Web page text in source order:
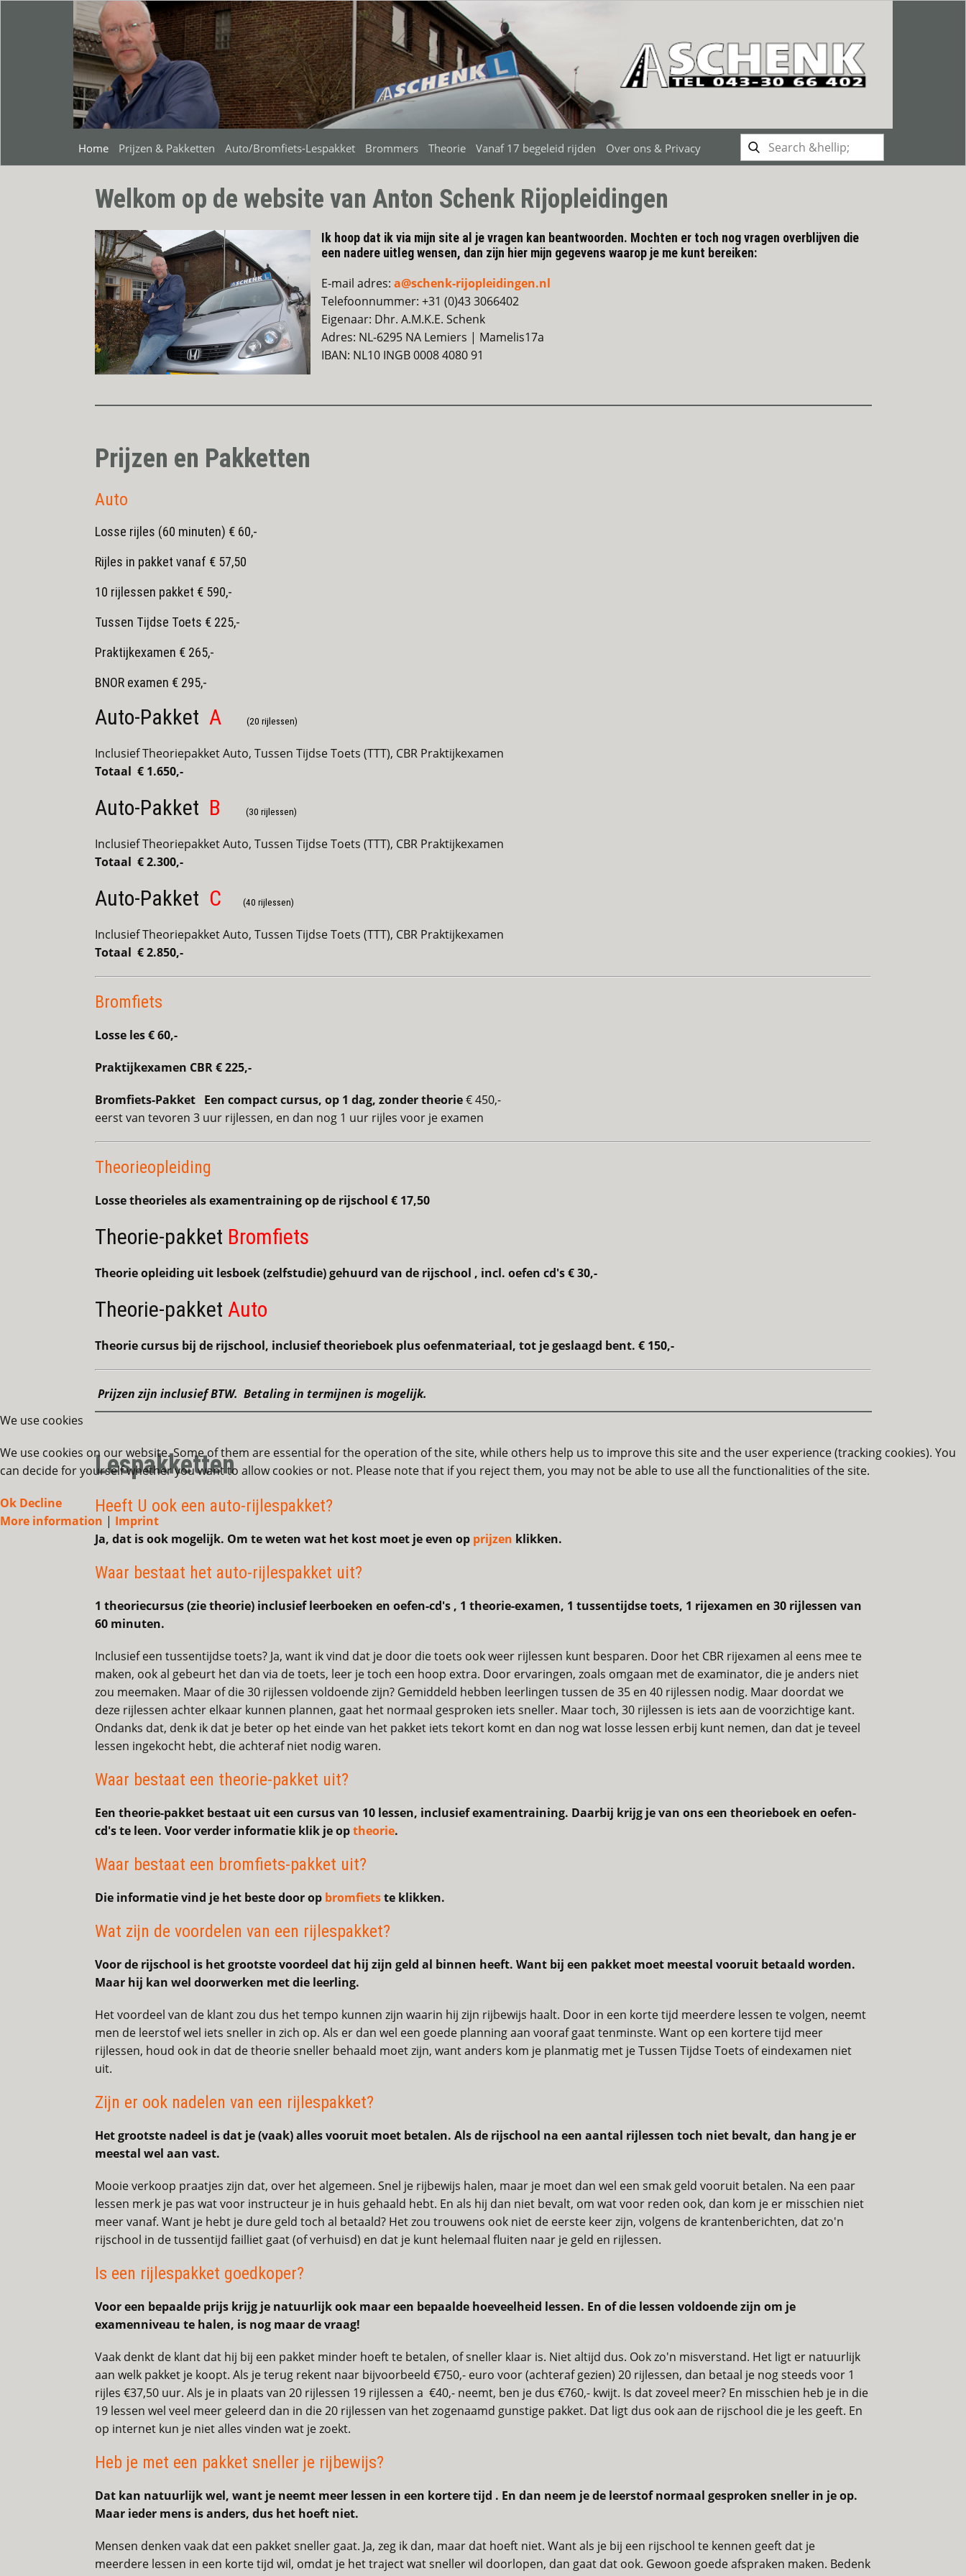
Home Prijzen & Pakketten Auto/Bromfiets-Lespakket Brommers Theorie Vanaf 17 begeleid rijden Over ons & Privacy
Welkom op de website van Anton Schenk Rijopleidingen
Ik hoop dat ik via mijn site al je vragen kan beantwoorden. Mochten er toch nog vragen overblijven die
een nadere uitleg wensen, dan zijn hier mijn gegevens waarop je me kunt bereiken:
E-mail adres: a@schenk-rijopleidingen.nl
Telefoonnummer: +31 (0)43 3066402
Eigenaar: Dhr. A.M.K.E. Schenk
Adres: NL-6295 NA Lemiers | Mamelis17a
IBAN: NL10 INGB 0008 4080 91
Prijzen en Pakketten
Auto
Losse rijles (60 minuten) € 60,-
Rijles in pakket vanaf € 57,50
10 rijlessen pakket € 590,-
Tussen Tijdse Toets € 225,-
Praktijkexamen € 265,-
BNOR examen € 295,-
Auto-Pakket A (20 rijlessen)
Inclusief Theoriepakket Auto, Tussen Tijdse Toets (TTT), CBR Praktijkexamen
Totaal € 1.650,-
Auto-Pakket B (30 rijlessen)
Inclusief Theoriepakket Auto, Tussen Tijdse Toets (TTT), CBR Praktijkexamen
Totaal € 2.300,-
Auto-Pakket C (40 rijlessen)
Inclusief Theoriepakket Auto, Tussen Tijdse Toets (TTT), CBR Praktijkexamen
Totaal € 2.850,-
Bromfiets
Losse les € 60,-
Praktijkexamen CBR € 225,-
Bromfiets-Pakket Een compact cursus, op 1 dag, zonder theorie€ 450,-
eerst van tevoren 3 uur rijlessen, en dan nog 1 uur rijles voor je examen
Theorieopleiding
Losse theorieles als examentraining op de rijschool € 17,50
Theorie-pakket Bromfiets
Theorie opleiding uit lesboek (zelfstudie) gehuurd van de rijschool , incl. oefen cd's € 30,-
Theorie-pakket Auto
Theorie cursus bij de rijschool, inclusief theorieboek plus oefenmateriaal, tot je geslaagd bent. € 150,-
Prijzen zijn inclusief BTW. Betaling in termijnen is mogelijk.
Lespakketten
Heeft U ook een auto-rijlespakket?
Ja, dat is ook mogelijk. Om te weten wat het kost moet je even op prijzen klikken.
Waar bestaat het auto-rijlespakket uit?
1 theoriecursus (zie theorie) inclusief leerboeken en oefen-cd's , 1 theorie-examen, 1 tussentijdse toets, 1 rijexamen en 30 rijlessen van
60 minuten.
Inclusief een tussentijdse toets? Ja, want ik vind dat je door die toets ook weer rijlessen kunt besparen. Door het CBR rijexamen al eens mee te
maken, ook al gebeurt het dan via de toets, leer je toch een hoop extra. Door ervaringen, zoals omgaan met de examinator, die je anders niet
zou meemaken. Maar of die 30 rijlessen voldoende zijn? Gemiddeld hebben leerlingen tussen de 35 en 40 rijlessen nodig. Maar doordat we
deze rijlessen achter elkaar kunnen plannen, gaat het normaal gesproken iets sneller. Maar toch, 30 rijlessen is iets aan de voorzichtige kant.
Ondanks dat, denk ik dat je beter op het einde van het pakket iets tekort komt en dan nog wat losse lessen erbij kunt nemen, dan dat je teveel
lessen ingekocht hebt, die achteraf niet nodig waren.
Waar bestaat een theorie-pakket uit?
Een theorie-pakket bestaat uit een cursus van 10 lessen, inclusief examentraining. Daarbij krijg je van ons een theorieboek en oefen-
cd's te leen. Voor verder informatie klik je optheorie.
Waar bestaat een bromfiets-pakket uit?
Die informatie vind je het beste door op bromfietste klikken.
Wat zijn de voordelen van een rijlespakket?
Voor de rijschool is het grootste voordeel dat hij zijn geld al binnen heeft. Want bij een pakket moet meestal vooruit betaald worden.
Maar hij kan wel doorwerken met die leerling.
Het voordeel van de klant zou dus het tempo kunnen zijn waarin hij zijn rijbewijs haalt. Door in een korte tijd meerdere lessen te volgen, neemt
men de leerstof wel iets sneller in zich op. Als er dan wel een goede planning aan vooraf gaat tenminste. Want op een kortere tijd meer
rijlessen, houd ook in dat de theorie sneller behaald moet zijn, want anders kom je planmatig met je Tussen Tijdse Toets of eindexamen niet
uit.
Zijn er ook nadelen van een rijlespakket?
Het grootste nadeel is dat je (vaak) alles vooruit moet betalen. Als de rijschool na een aantal rijlessen toch niet bevalt, dan hang je er
meestal wel aan vast.
Mooie verkoop praatjes zijn dat, over het algemeen. Snel je rijbewijs halen, maar je moet dan wel een smak geld vooruit betalen. Na een paar
lessen merk je pas wat voor instructeur je in huis gehaald hebt. En als hij dan niet bevalt, om wat voor reden ook, dan kom je er misschien niet
meer vanaf. Want je hebt je dure geld toch al betaald? Het zou trouwens ook niet de eerste keer zijn, volgens de krantenberichten, dat zo'n
rijschool in de tussentijd failliet gaat (of verhuisd) en dat je kunt helemaal fluiten naar je geld en rijlessen.
Is een rijlespakket goedkoper?
Voor een bepaalde prijs krijg je natuurlijk ook maar een bepaalde hoeveelheid lessen. En of die lessen voldoende zijn om je
examenniveau te halen, is nog maar de vraag!
Vaak denkt de klant dat hij bij een pakket minder hoeft te betalen, of sneller klaar is. Niet altijd dus. Ook zo'n misverstand. Het ligt er natuurlijk
aan welk pakket je koopt. Als je terug rekent naar bijvoorbeeld €750,- euro voor (achteraf gezien) 20 rijlessen, dan betaal je nog steeds voor 1
rijles €37,50 uur. Als je in plaats van 20 rijlessen 19 rijlessen a €40,- neemt, ben je dus €760,- kwijt. Is dat zoveel meer? En misschien heb je in die
19 lessen wel veel meer geleerd dan in die 20 rijlessen van het zogenaamd gunstige pakket. Dat ligt dus ook aan de rijschool die je les geeft. En
op internet kun je niet alles vinden wat je zoekt.
Heb je met een pakket sneller je rijbewijs?
Dat kan natuurlijk wel, want je neemt meer lessen in een kortere tijd . En dan neem je de leerstof normaal gesproken sneller in je op.
Maar ieder mens is anders, dus het hoeft niet.
Mensen denken vaak dat een pakket sneller gaat. Ja, zeg ik dan, maar dat hoeft niet. Want als je bij een rijschool te kennen geeft dat je
meerdere lessen in een korte tijd wil, omdat je het traject wat sneller wil doorlopen, dan gaat dat ook. Gewoon goede afspraken maken. Bedenk
We use cookies
We use cookies on our website. Some of them are essential for the operation of the site, while others help us to improve this site and the user experience (tracking cookies). You
can decide for yourself whether you want to allow cookies or not. Please note that if you reject them, you may not be able to use all the functionalities of the site.
Ok Decline
More information | Imprint